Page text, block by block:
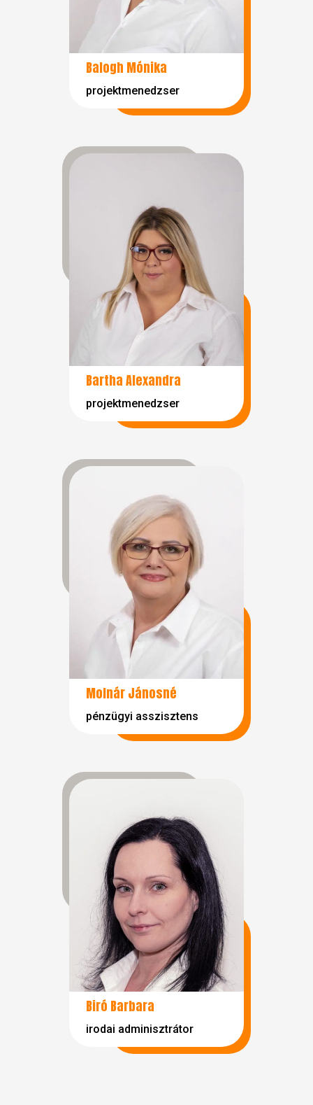
Balogh Mónika
projektmenedzser
Bartha Alexandra
projektmenedzser
Molnár Jánosné
pénzügyi asszisztens
Biró Barbara
irodai adminisztrátor